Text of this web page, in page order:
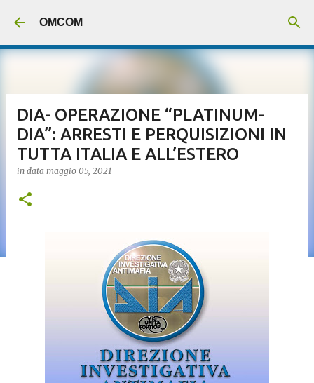
OMCOM
DIA- OPERAZIONE “PLATINUM-
DIA”: ARRESTI E PERQUISIZIONI IN
TUTTA ITALIA E ALL’ESTERO
in data maggio 05, 2021